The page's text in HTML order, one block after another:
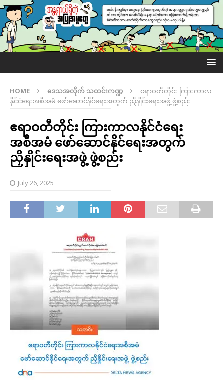
HOME ဒေသအလိုက် သတင်းကဏ္ဍ
ဧရာဝတီတိုင်း ကြားကာလ
နိုင်ငံရေးအစီအမံ ဖော်ဆောင်နိုင်ရေးအတွက် ညှိနှိုင်းရေးအဖွဲ့ ဖွဲ့စည်း
ဧရာဝတီတိုင်း ကြားကာလနိုင်ငံရေး
အစီအမံ ဖော်ဆောင်နိုင်ရေးအတွက်
ညှိနှိုင်းရေးအဖွဲ့ ဖွဲ့စည်း
July 26, 2025